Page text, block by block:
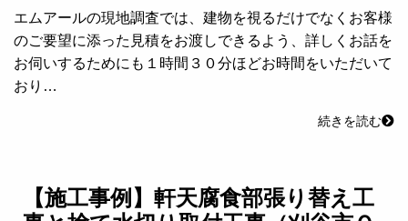
エムアールの現地調査では、建物を視るだけでなくお客様
のご要望に添った見積をお渡しできるよう、詳しくお話を
お伺いするためにも１時間３０分ほどお時間をいただいて
おり…
続きを読む
【施工事例】軒天腐食部張り替え工